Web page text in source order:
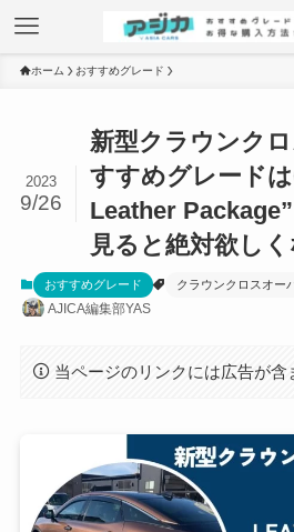
ホーム おすすめグレード
新型クラウンク
すすめグレード
Leather
見ると絶対欲し
2023
9/26
おすすめグレード クラウンクロスオー
AJICA編集部YAS
当ページのリンクには広告が含